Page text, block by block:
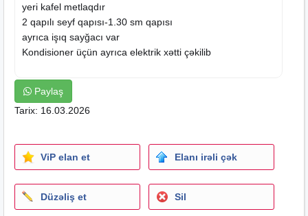
yeri kafel metlaqdır
2 qapılı seyf qapısı-1.30 sm qapısı
ayrıca işıq sayğacı var
Kondisioner üçün ayrıca elektrik xətti çəkilib
Anbar müxtəlif malların saxlanması üçün çox əlverişlidir.
Ətraflı məlumat üçün əlaqə saxlaya bilərsiniz.
Paylaş
Tarix: 16.03.2026
ViP elan et Elanı irəli çək
Düzəliş et Sil